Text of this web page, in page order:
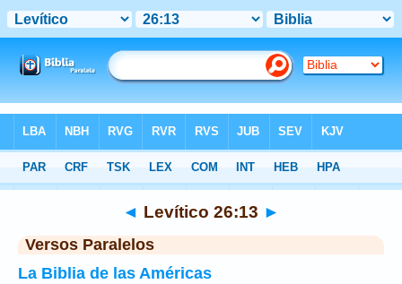
>Levítico Capítulo 26 > Verso 13
◄ Levítico 26:13 ►
Versos Paralelos
La Biblia de las Américas